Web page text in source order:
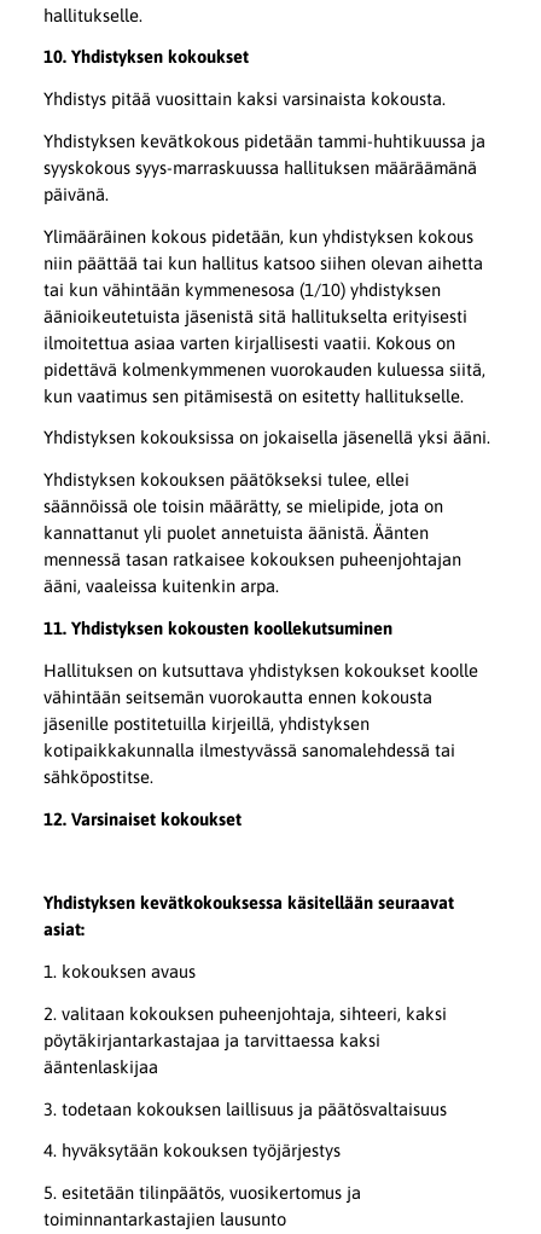
hallitukselle.
10. Yhdistyksen kokoukset
Yhdistys pitää vuosittain kaksi varsinaista kokousta.
Yhdistyksen kevätkokous pidetään tammi-huhtikuussa ja
syyskokous syys-marraskuussa hallituksen määräämänä
päivänä.
Ylimääräinen kokous pidetään, kun yhdistyksen kokous
niin päättää tai kun hallitus katsoo siihen olevan aihetta
tai kun vähintään kymmenesosa (1/10) yhdistyksen
äänioikeutetuista jäsenistä sitä hallitukselta erityisesti
ilmoitettua asiaa varten kirjallisesti vaatii. Kokous on
pidettävä kolmenkymmenen vuorokauden kuluessa siitä,
kun vaatimus sen pitämisestä on esitetty hallitukselle.
Yhdistyksen kokouksissa on jokaisella jäsenellä yksi ääni.
Yhdistyksen kokouksen päätökseksi tulee, ellei
säännöissä ole toisin määrätty, se mielipide, jota on
kannattanut yli puolet annetuista äänistä. Äänten
mennessä tasan ratkaisee kokouksen puheenjohtajan
ääni, vaaleissa kuitenkin arpa.
11. Yhdistyksen kokousten koollekutsuminen
Hallituksen on kutsuttava yhdistyksen kokoukset koolle
vähintään seitsemän vuorokautta ennen kokousta
jäsenille postitetuilla kirjeillä, yhdistyksen
kotipaikkakunnalla ilmestyvässä sanomalehdessä tai
sähköpostitse.
12. Varsinaiset kokoukset
Yhdistyksen kevätkokouksessa käsitellään seuraavat
asiat:
1. kokouksen avaus
2. valitaan kokouksen puheenjohtaja, sihteeri, kaksi
pöytäkirjantarkastajaa ja tarvittaessa kaksi
ääntenlaskijaa
3. todetaan kokouksen laillisuus ja päätösvaltaisuus
4. hyväksytään kokouksen työjärjestys
5. esitetään tilinpäätös, vuosikertomus ja
toiminnantarkastajien lausunto